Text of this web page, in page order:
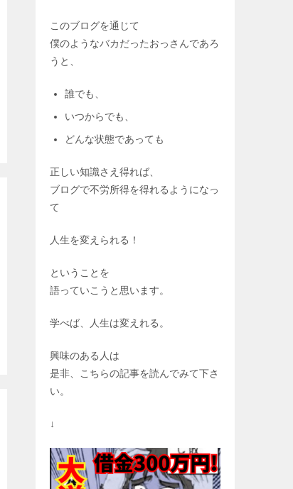
このブログを通じて
僕のようなバカだったおっさんであろ
うと、
誰でも、
いつからでも、
どんな状態であっても
正しい知識さえ得れば、
ブログで不労所得を得れるようになっ
て
人生を変えられる！
ということを
語っていこうと思います。
学べば、人生は変えれる。
興味のある人は
是非、こちらの記事を読んでみて下さ
い。
↓